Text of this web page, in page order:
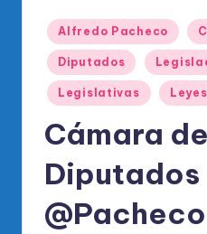
ci
al
el
R
Publicado
en
Alfredo Pacheco
Diputados
Legislativas
Cámara de
Diputados